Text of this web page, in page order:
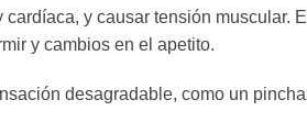
y causar tensión muscular.
y cambios en el apetito.
desagradable, como un